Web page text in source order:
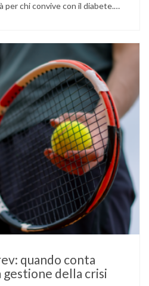
per chi convive con il diabete.
quando conta
della crisi